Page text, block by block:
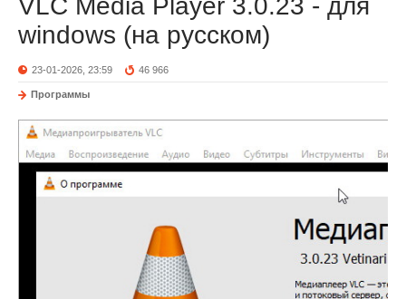
VLC Media Player 3.0.23 - для
windows (на русском)
23-01-2026, 23:59 46 966
Программы